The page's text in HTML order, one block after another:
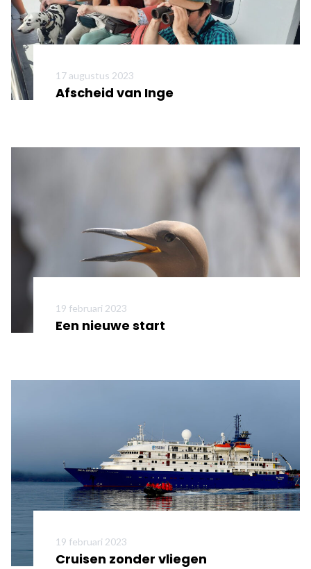
17 augustus 2023
Afscheid van Inge
19 februari 2023
Een nieuwe start
19 februari 2023
Cruisen zonder vliegen